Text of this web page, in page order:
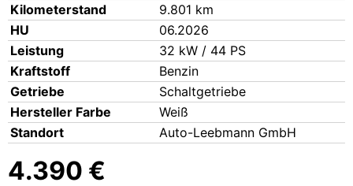
Kilo­me­ter­stand
9.801 km
HU
06.2026
Leis­tung
32 kW / 44 PS
Kraft­stoff
Ben­zin
Getrie­be
Schalt­ge­trie­be
Her­stel­ler Far­be
Weiß
Stand­ort
Auto-Leeb­mann GmbH
4.390 €